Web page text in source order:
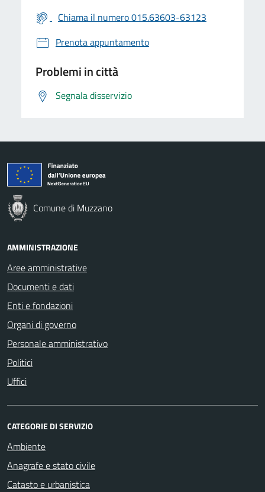
Chiama il numero 015.63603-63123
Prenota appuntamento
Problemi in città
Segnala disservizio
Comune di Muzzano
AMMINISTRAZIONE
Aree amministrative
Documenti e dati
Enti e fondazioni
Organi di governo
Personale amministrativo
Politici
Uffici
CATEGORIE DI SERVIZIO
Ambiente
Anagrafe e stato civile
Catasto e urbanistica